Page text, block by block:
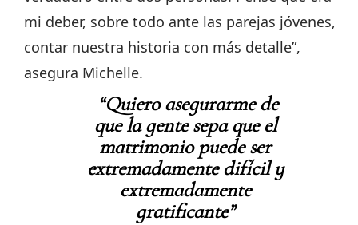
mi deber, sobre todo ante las parejas jóvenes,
contar nuestra historia con más detalle”,
asegura Michelle.
“Quiero asegurarme de
que la gente sepa que el
matrimonio puede ser
extremadamente difícil y
extremadamente
gratificante”